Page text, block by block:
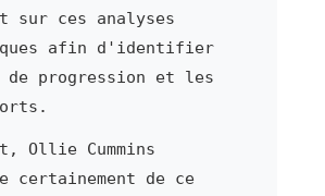
sur ces analyses
afin d'identifier
de progression et les
Ollie Cummins
certainement de ce